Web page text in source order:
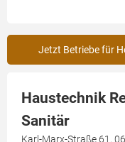
Jetzt Betriebe für
Haustechnik
Sanitär
Karl-Marx-Straße 61,